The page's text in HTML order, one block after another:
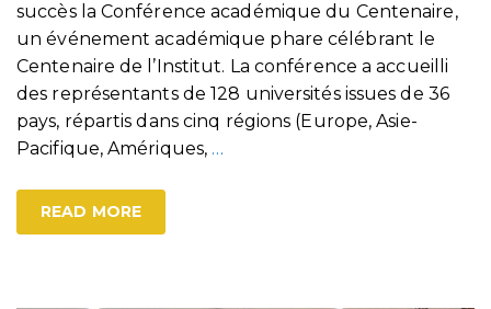
succès la Conférence académique du Centenaire,
un événement académique phare célébrant le
Centenaire de l’Institut. La conférence a accueilli
des représentants de 128 universités issues de 36
pays, répartis dans cinq régions (Europe, Asie-
Pacifique, Amériques, …
READ MORE